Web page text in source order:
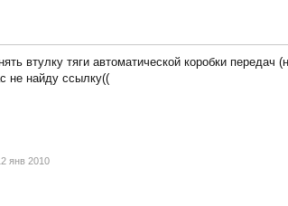
втулку тяги автоматической коробки
не найду ссылку((
янв 2010